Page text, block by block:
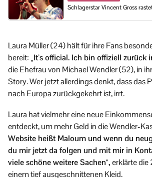
Schlagerstar Vincent Gross
Laura Müller (24) hält für ihre Fans
bereit: „It’s official. Ich bin offiziell zurück
die Ehefrau von Michael Wendler (52), in
Story. Wer jetzt allerdings denkt, dass das
nach Europa zurückgekehrt ist, irrt.
Laura hat vielmehr eine neue
entdeckt, um mehr Geld in die Wendler-
Website heißt Maloum und wenn du
du mir jetzt da folgen und mit mir in
viele schöne weitere Sachen“,erklärte die
einem tief ausgeschnittenen Kleid.